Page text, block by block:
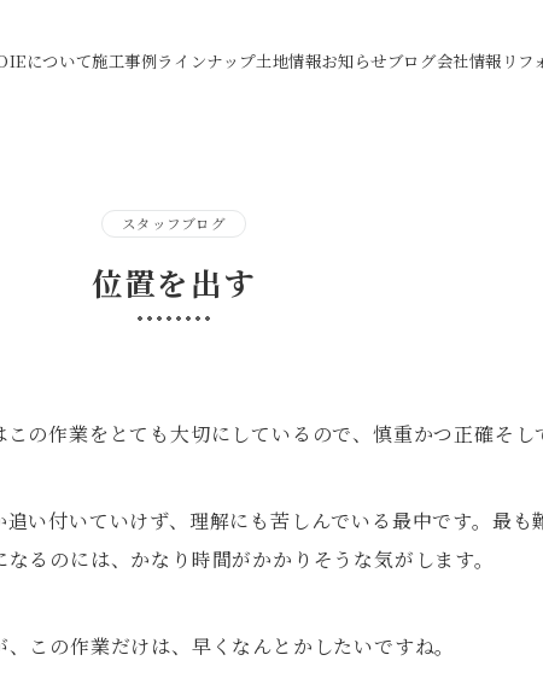
について施工事例ラインナップ土地情報お知らせブログ会社情報 リフ
スタッフブログ
位置を出す
の作業をとても大切にしているので、慎重かつ正確そし
い付いていけず、理解にも苦しんでいる最中です。最
るのには、かなり時間がかかりそうな気がします。
この作業だけは、早くなんとかしたいですね。